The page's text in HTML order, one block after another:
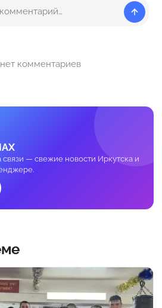
комментариев
связи — свежие новости Иркутска и